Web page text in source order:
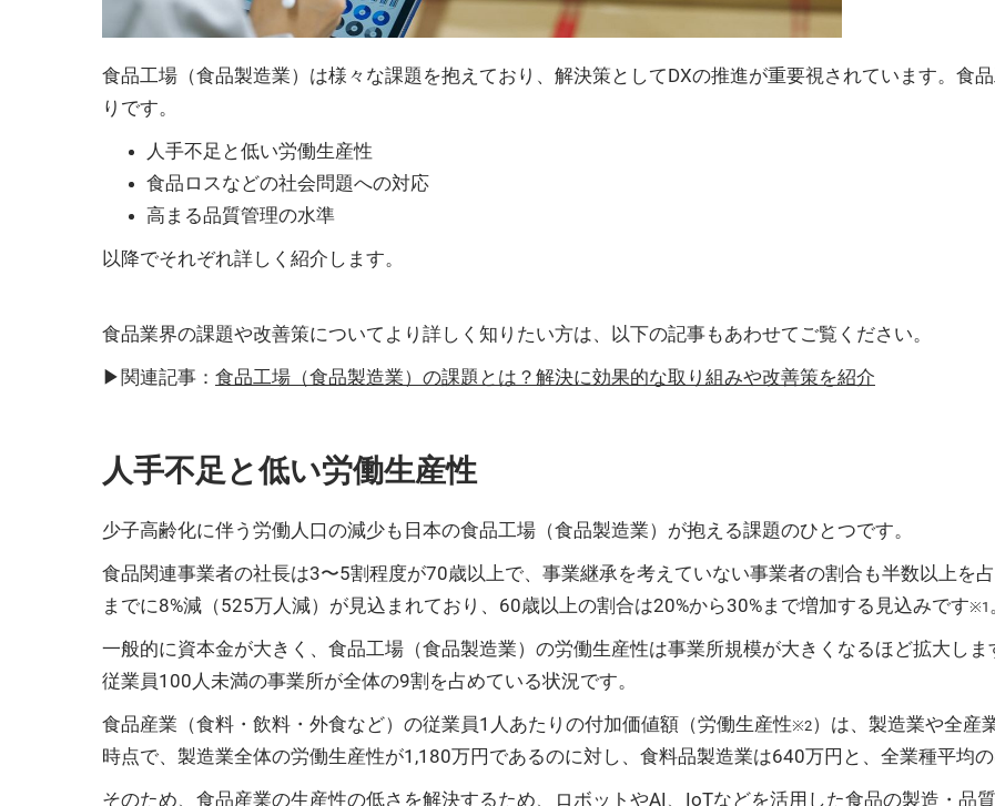
食品工場（食品製造業）は様々な課題を抱えており、解決策としてDXの推進が重要視されています。食
りです。
人手不足と低い労働生産性
食品ロスなどの社会問題への対応
高まる品質管理の水準
以降でそれぞれ詳しく紹介します。
食品業界の課題や改善策についてより詳しく知りたい方は、以下の記事もあわせてご覧ください。
▶関連記事： 食品工場（食品製造業）の課題とは？解決に効果的な取り組みや改善策を紹介
人手不足と低い労働生産性
少子高齢化に伴う労働人口の減少も日本の食品工場（食品製造業）が抱える課題のひとつです。
食品関連事業者の社長は3〜5割程度が70歳以上で、事業継承を考えていない事業者の割合も半数以上を
までに8%減（525万人減）が見込まれており、60歳以上の割合は20%から30%まで増加する見込みです※1
一般的に資本金が大きく、食品工場（食品製造業）の労働生産性は事業所規模が大きくなるほど拡大し
従業員100人未満の事業所が全体の9割を占めている状況です。
食品産業（食料・飲料・外食など）の従業員1人あたりの付加価値額（労働生産性※2）は、製造業や全産
時点で、製造業全体の労働生産性が1,180万円であるのに対し、食料品製造業は640万円と、全業種平均
そのため、食品産業の生産性の低さを解決するため、ロボットやAI、IoTなどを活用した食品の製造・品